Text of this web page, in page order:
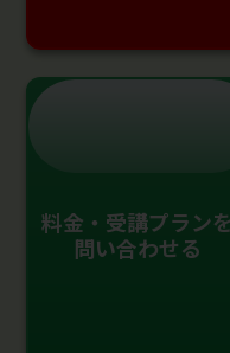
料金・受講プランを
問い合わせる